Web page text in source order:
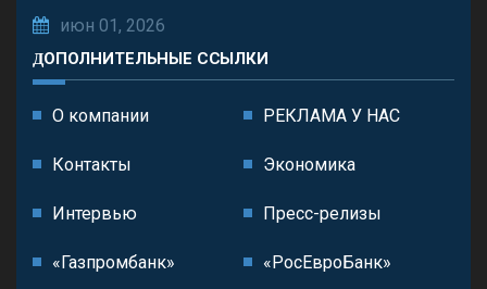
июн 01, 2026
ДОПОЛНИТЕЛЬНЫЕ ССЫЛКИ
О компании РЕКЛАМА У НАС
Контакты Экономика
Интервью Пресс-релизы
«Газпромбанк» «РосЕвроБанк»